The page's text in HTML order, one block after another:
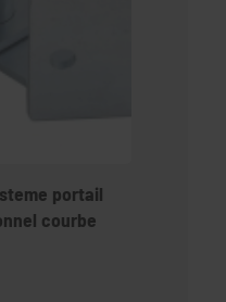
portail
courbe